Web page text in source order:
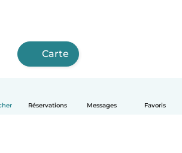
Réservations Messages Favoris
Carte